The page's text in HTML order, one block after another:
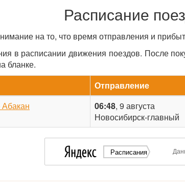
Расписание
на то, что время отправления и
в расписании движения поездов. После
бланке.
Отправление
06:48, 9 августа
Новосибирск-главный
Расписания